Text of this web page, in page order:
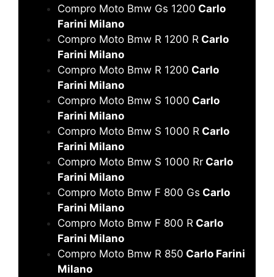
Compro Moto Bmw Gs 1200 Carlo
Farini Milano
Compro Moto Bmw R 1200 R Carlo
Farini Milano
Compro Moto Bmw R 1200 Carlo
Farini Milano
Compro Moto Bmw S 1000 Carlo
Farini Milano
Compro Moto Bmw S 1000 R Carlo
Farini Milano
Compro Moto Bmw S 1000 Rr Carlo
Farini Milano
Compro Moto Bmw F 800 Gs Carlo
Farini Milano
Compro Moto Bmw F 800 R Carlo
Farini Milano
Compro Moto Bmw R 850 Carlo Farini
Milano